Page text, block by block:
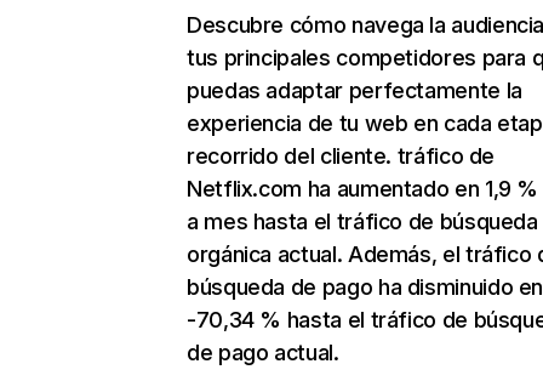
Descubre cómo navega la
tus principales competidores para
puedas adaptar perfectamente la
experiencia de tu web en cada
recorrido del cliente. tráfico de
Netflix.com ha aumentado en 1,9
a mes hasta el tráfico de búsqueda
orgánica actual. Además, el tráfico
búsqueda de pago ha disminuido en
-70,34 % hasta el tráfico de
de pago actual.